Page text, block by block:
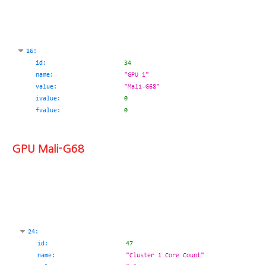
GPU Mali-G68